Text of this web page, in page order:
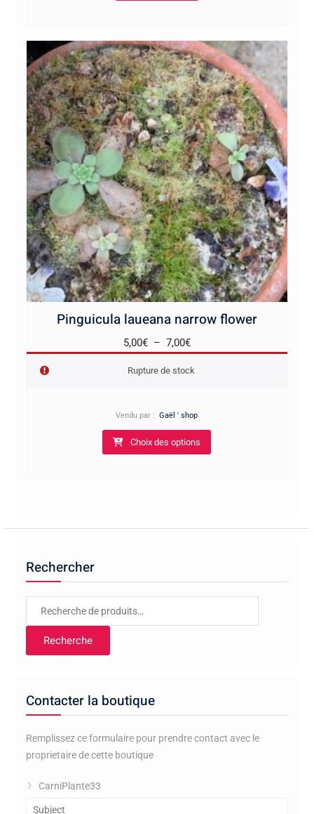
Pinguicula laueana narrow flower
5,00€ – 7,00€Plage
à
7,00€
Rupture de stock
Vendu par :Gaël ' shop
Choix des options
Ce
options
choisies
sur
Rechercher
Recherche
Contacter la boutique
Remplissez ce formulaire pour prendre contact avec le
proprietaire de cette boutique
CarniPlante33